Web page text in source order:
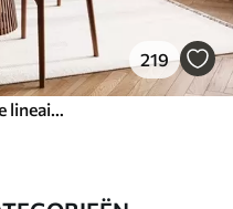
219